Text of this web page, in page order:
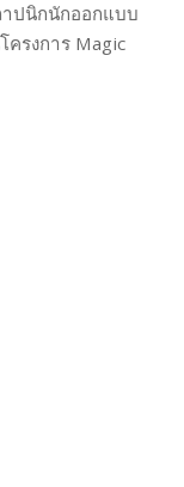
าปนิกนักออกแบบ
รงการ Magic